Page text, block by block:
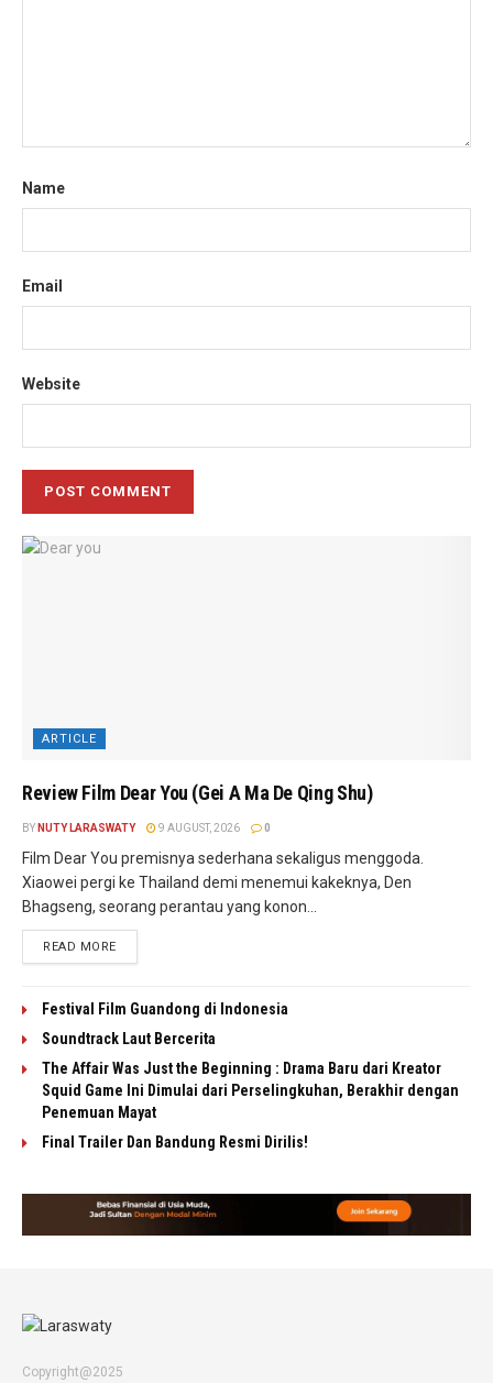
Name
Email
Website
ARTICLE
Review Film Dear You (Gei A Ma De Qing Shu)
BY NUTY LARASWATY 9 AUGUST, 2026 0
Film Dear You premisnya sederhana sekaligus menggoda.
Xiaowei pergi ke Thailand demi menemui kakeknya, Den
Bhagseng, seorang perantau yang konon...
READ MORE
Festival Film Guandong di Indonesia
Soundtrack Laut Bercerita
The Affair Was Just the Beginning : Drama Baru dari Kreator
Squid Game Ini Dimulai dari Perselingkuhan, Berakhir dengan
Penemuan Mayat
Final Trailer Dan Bandung Resmi Dirilis!
Copyright@2025